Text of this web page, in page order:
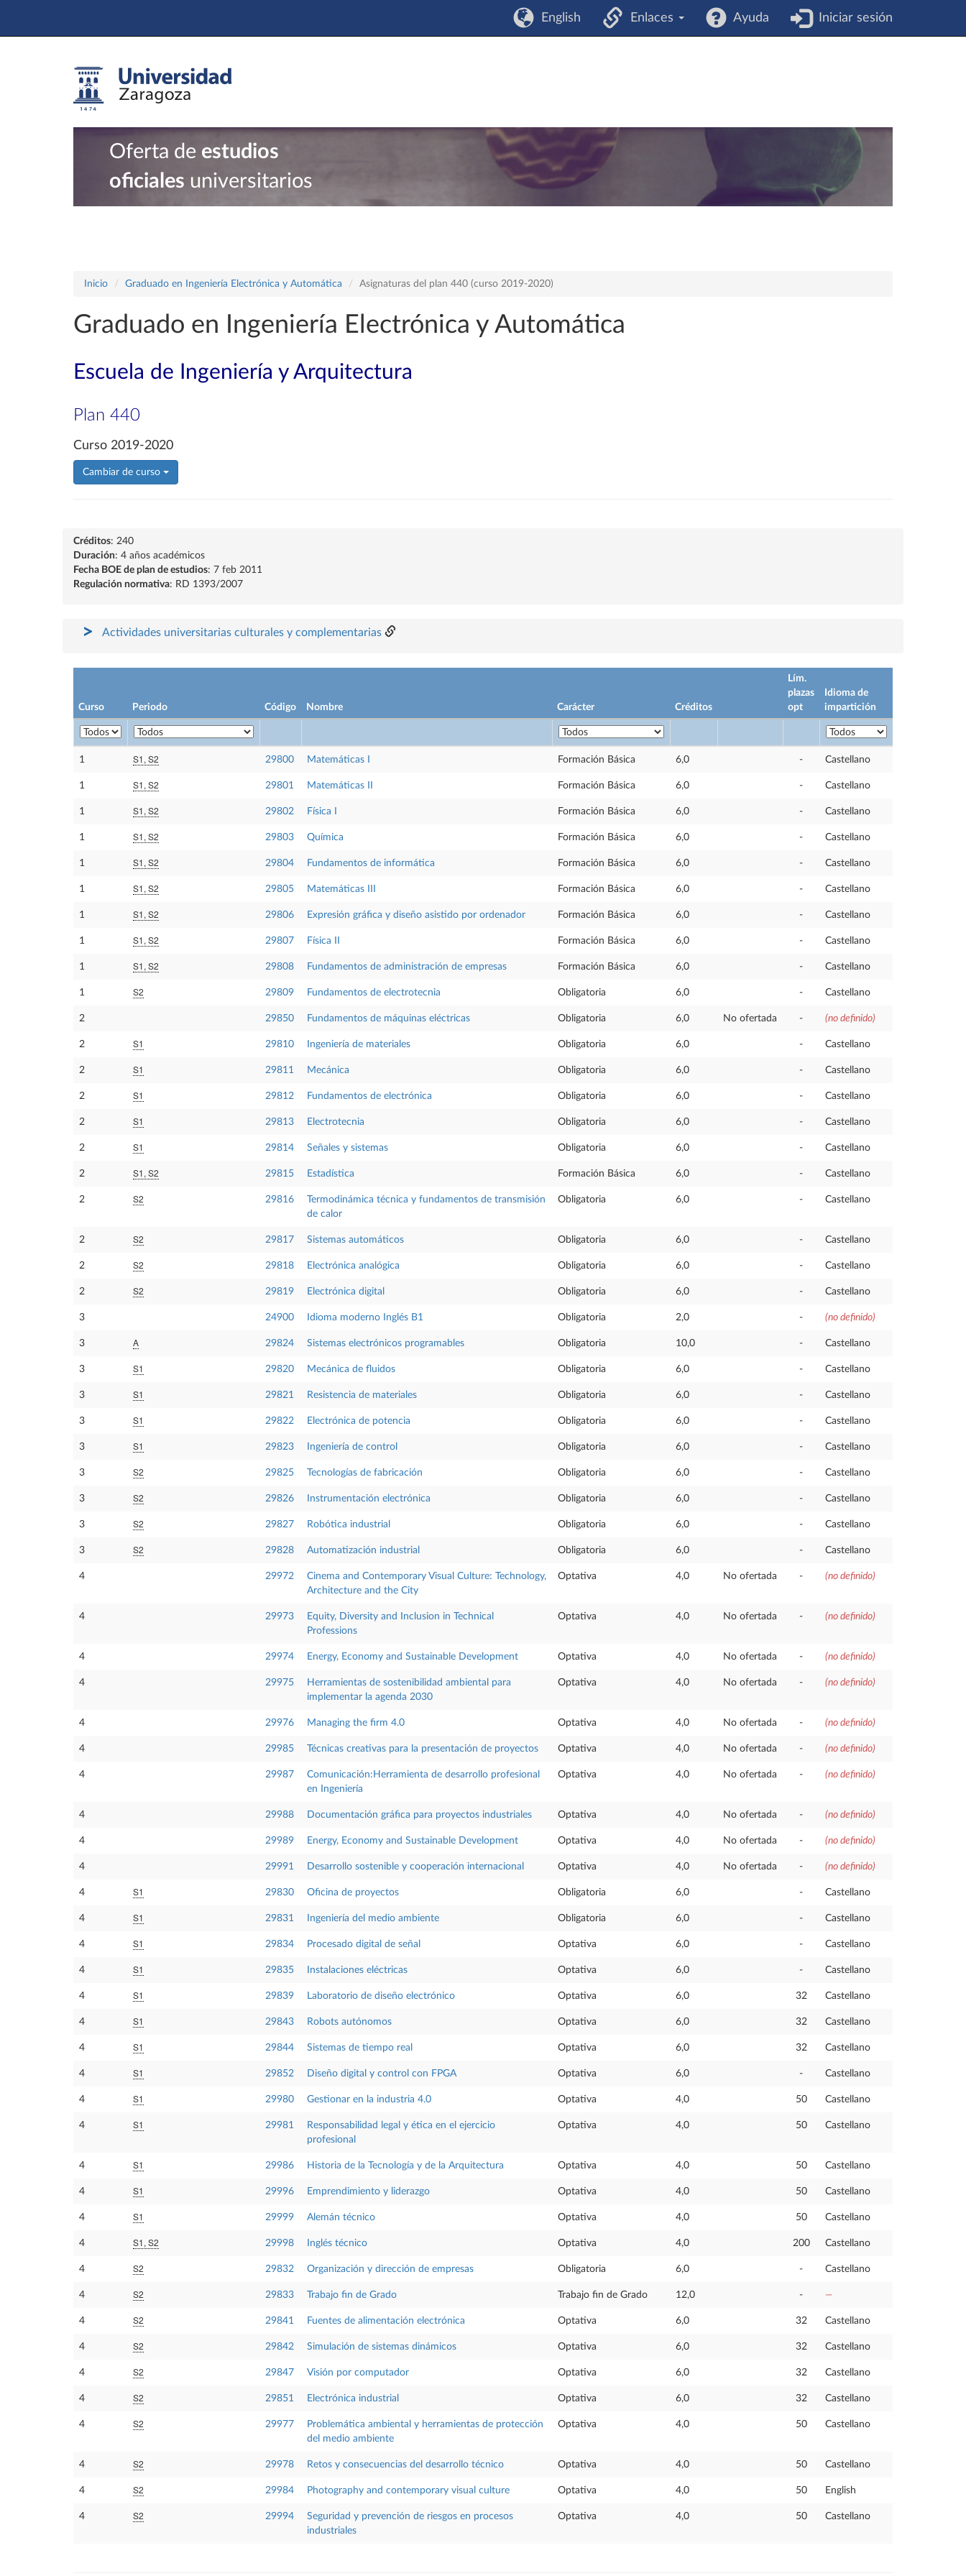
English Enlaces Ayuda Iniciar sesión
Oferta de estudios
oficiales universitarios
Inicio Graduado en Ingeniería Electrónica y Automática Asignaturas del plan 440 (curso 2019-2020)
Graduado en Ingeniería Electrónica y Automática
Escuela de Ingeniería y Arquitectura
Plan 440
Curso 2019-2020
Cambiar de curso
Créditos: 240
Duración: 4 años académicos
Fecha BOE de plan de estudios: 7 feb 2011
Regulación normativa: RD 1393/2007
Actividades universitarias culturales y complementarias
Curso Periodo Código Nombre Carácter Créditos
Lím.
plazas
opt
Idioma de
impartición
1 S1, S2 29800 Matemáticas I Formación Básica 6,0 - Castellano
1 S1, S2 29801 Matemáticas II Formación Básica 6,0 - Castellano
1 S1, S2 29802 Física I Formación Básica 6,0 - Castellano
1 S1, S2 29803 Química Formación Básica 6,0 - Castellano
1 S1, S2 29804 Fundamentos de informática Formación Básica 6,0 - Castellano
1 S1, S2 29805 Matemáticas III Formación Básica 6,0 - Castellano
1 S1, S2 29806 Expresión gráfica y diseño asistido por ordenador Formación Básica 6,0 - Castellano
1 S1, S2 29807 Física II Formación Básica 6,0 - Castellano
1 S1, S2 29808 Fundamentos de administración de empresas Formación Básica 6,0 - Castellano
1 S2 29809 Fundamentos de electrotecnia Obligatoria 6,0 - Castellano
2 29850 Fundamentos de máquinas eléctricas Obligatoria 6,0 No ofertada - (no definido)
2 S1 29810 Ingeniería de materiales Obligatoria 6,0 - Castellano
2 S1 29811 Mecánica Obligatoria 6,0 - Castellano
2 S1 29812 Fundamentos de electrónica Obligatoria 6,0 - Castellano
2 S1 29813 Electrotecnia Obligatoria 6,0 - Castellano
2 S1 29814 Señales y sistemas Obligatoria 6,0 - Castellano
2 S1, S2 29815 Estadística Formación Básica 6,0 - Castellano
2 S2 29816
Termodinámica técnica y fundamentos de transmisión
de calor
Obligatoria 6,0 - Castellano
2 S2 29817 Sistemas automáticos Obligatoria 6,0 - Castellano
2 S2 29818 Electrónica analógica Obligatoria 6,0 - Castellano
2 S2 29819 Electrónica digital Obligatoria 6,0 - Castellano
3 24900 Idioma moderno Inglés B1 Obligatoria 2,0 - (no definido)
3 A 29824 Sistemas electrónicos programables Obligatoria 10,0 - Castellano
3 S1 29820 Mecánica de fluidos Obligatoria 6,0 - Castellano
3 S1 29821 Resistencia de materiales Obligatoria 6,0 - Castellano
3 S1 29822 Electrónica de potencia Obligatoria 6,0 - Castellano
3 S1 29823 Ingeniería de control Obligatoria 6,0 - Castellano
3 S2 29825 Tecnologías de fabricación Obligatoria 6,0 - Castellano
3 S2 29826 Instrumentación electrónica Obligatoria 6,0 - Castellano
3 S2 29827 Robótica industrial Obligatoria 6,0 - Castellano
3 S2 29828 Automatización industrial Obligatoria 6,0 - Castellano
4 29972
Cinema and Contemporary Visual Culture: Technology,
Architecture and the City
Optativa 4,0 No ofertada - (no definido)
4 29973
Equity, Diversity and Inclusion in Technical
Professions
Optativa 4,0 No ofertada - (no definido)
4 29974 Energy, Economy and Sustainable Development Optativa 4,0 No ofertada - (no definido)
4 29975
Herramientas de sostenibilidad ambiental para
implementar la agenda 2030
Optativa 4,0 No ofertada - (no definido)
4 29976 Managing the firm 4.0 Optativa 4,0 No ofertada - (no definido)
4 29985 Técnicas creativas para la presentación de proyectos Optativa 4,0 No ofertada - (no definido)
4 29987
Comunicación:Herramienta de desarrollo profesional
en Ingeniería
Optativa 4,0 No ofertada - (no definido)
4 29988 Documentación gráfica para proyectos industriales Optativa 4,0 No ofertada - (no definido)
4 29989 Energy, Economy and Sustainable Development Optativa 4,0 No ofertada - (no definido)
4 29991 Desarrollo sostenible y cooperación internacional Optativa 4,0 No ofertada - (no definido)
4 S1 29830 Oficina de proyectos Obligatoria 6,0 - Castellano
4 S1 29831 Ingeniería del medio ambiente Obligatoria 6,0 - Castellano
4 S1 29834 Procesado digital de señal Optativa 6,0 - Castellano
4 S1 29835 Instalaciones eléctricas Optativa 6,0 - Castellano
4 S1 29839 Laboratorio de diseño electrónico Optativa 6,0 32 Castellano
4 S1 29843 Robots autónomos Optativa 6,0 32 Castellano
4 S1 29844 Sistemas de tiempo real Optativa 6,0 32 Castellano
4 S1 29852 Diseño digital y control con FPGA Optativa 6,0 - Castellano
4 S1 29980 Gestionar en la industria 4.0 Optativa 4,0 50 Castellano
4 S1 29981
Responsabilidad legal y ética en el ejercicio
profesional
Optativa 4,0 50 Castellano
4 S1 29986 Historia de la Tecnología y de la Arquitectura Optativa 4,0 50 Castellano
4 S1 29996 Emprendimiento y liderazgo Optativa 4,0 50 Castellano
4 S1 29999 Alemán técnico Optativa 4,0 50 Castellano
4 S1, S2 29998 Inglés técnico Optativa 4,0 200 Castellano
4 S2 29832 Organización y dirección de empresas Obligatoria 6,0 - Castellano
4 S2 29833 Trabajo fin de Grado Trabajo fin de Grado 12,0 - —
4 S2 29841 Fuentes de alimentación electrónica Optativa 6,0 32 Castellano
4 S2 29842 Simulación de sistemas dinámicos Optativa 6,0 32 Castellano
4 S2 29847 Visión por computador Optativa 6,0 32 Castellano
4 S2 29851 Electrónica industrial Optativa 6,0 32 Castellano
4 S2 29977
Problemática ambiental y herramientas de protección
del medio ambiente
Optativa 4,0 50 Castellano
4 S2 29978 Retos y consecuencias del desarrollo técnico Optativa 4,0 50 Castellano
4 S2 29984 Photography and contemporary visual culture Optativa 4,0 50 English
4 S2 29994
Seguridad y prevención de riesgos en procesos
industriales
Optativa 4,0 50 Castellano